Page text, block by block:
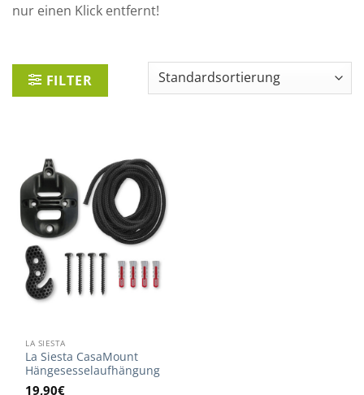
nur einen Klick entfernt!
FILTER
LA SIESTA
La Siesta CasaMount
Hängesesselaufhängung
19,90€